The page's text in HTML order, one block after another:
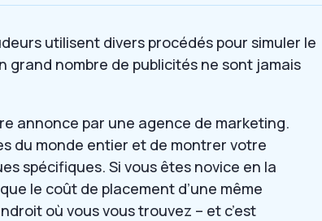
utilisent divers procédés pour simuler le
nombre de publicités ne sont jamais
annonce par une agence de marketing.
du monde entier et de montrer votre
spécifiques. Si vous êtes novice en la
le coût de placement d’une même
où vous vous trouvez – et c’est